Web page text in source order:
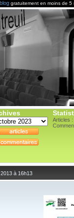
gratuitement en moins de 5
Articles :
à 16h13